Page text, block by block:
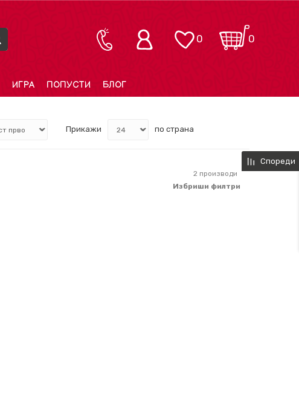
0
0
ИГРА ПОПУСТИ БЛОГ
Прикажи по страна
2 производи
Избриши филтри
Спореди